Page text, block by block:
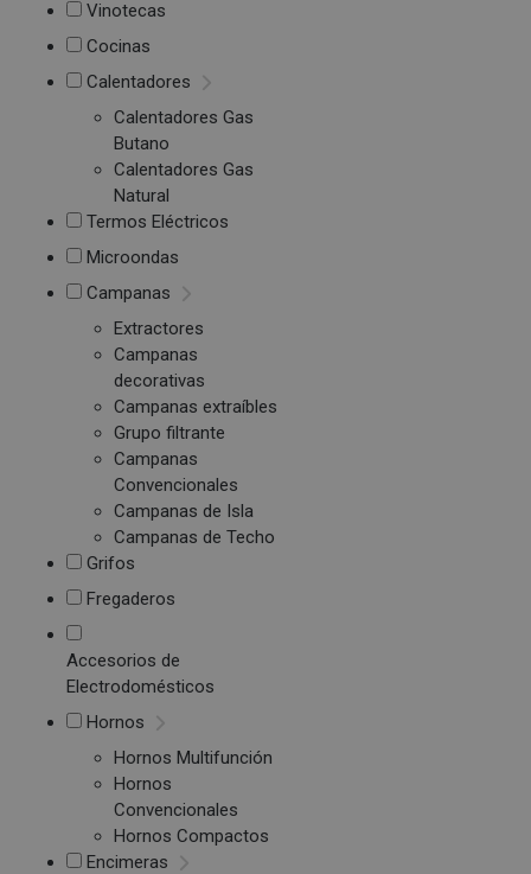
Vinotecas
Cocinas
Calentadores
Calentadores Gas
Butano
Calentadores Gas
Natural
Termos Eléctricos
Microondas
Campanas
Extractores
Campanas
decorativas
Campanas extraíbles
Grupo filtrante
Campanas
Convencionales
Campanas de Isla
Campanas de Techo
Grifos
Fregaderos
Accesorios de
Electrodomésticos
Hornos
Hornos Multifunción
Hornos
Convencionales
Hornos Compactos
Encimeras